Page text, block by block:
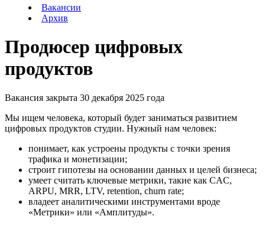
Вакансии
Архив
Продюсер цифровых
продуктов
Вакансия закрыта 30 декабря 2025 года
Мы ищем человека, который будет заниматься развитием
цифровых продуктов студии. Нужный нам человек:
понимает, как устроены продукты с точки зрения
трафика и монетизации;
строит гипотезы на основании данных и целей бизнеса;
умеет считать ключевые метрики, такие как CAC,
ARPU, MRR, LTV, retention, churn rate;
владеет аналитическими инструментами вроде
«Метрики» или «Амплитуды».